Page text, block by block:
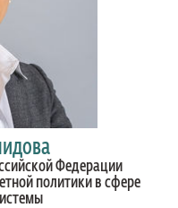
Федерации
политики в сфере